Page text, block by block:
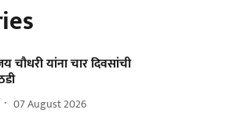
चौधरी यांना चार दिवसांची
07 August 2026